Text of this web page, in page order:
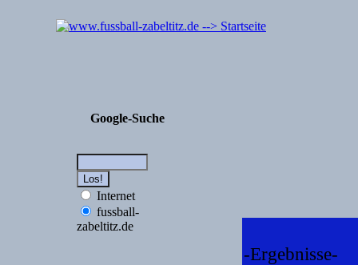
Google-Suche
Internet
fussball-
zabeltitz.de
-Ergebnisse-